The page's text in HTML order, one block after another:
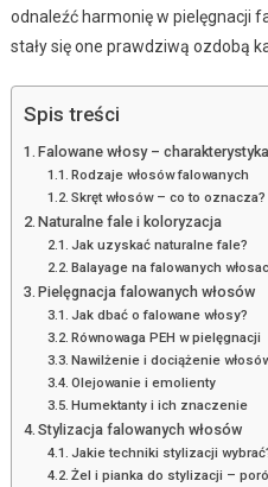
odnaleźć harmonię w pielęgnacji
stały się one prawdziwą ozdobą
Spis treści
Falowane włosy –
Rodzaje włosów falowanych
Skręt włosów – co to oznacza?
Naturalne fale i koloryzacja
Jak uzyskać naturalne fale?
Balayage na falowanych
Pielęgnacja falowanych włosów
Jak dbać o falowane włosy?
Równowaga PEH w pielęgnacji
Nawilżenie i dociążenie
Olejowanie i emolienty
Humektanty i ich znaczenie
Stylizacja falowanych włosów
Jakie techniki stylizacji
Żel i pianka do stylizacji –